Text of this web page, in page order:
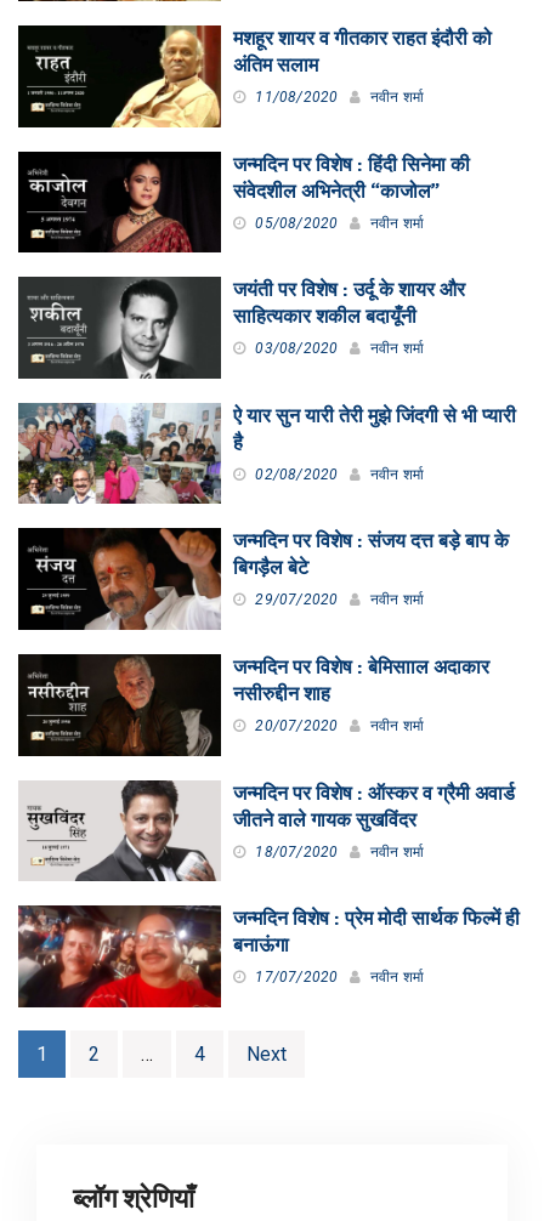
मशहूर शायर व गीतकार राहत इंदौरी को
अंतिम सलाम
11/08/2020 नवीन शर्मा
जन्मदिन पर विशेष : हिंदी सिनेमा की
संवेदशील अभिनेत्री “काजोल”
05/08/2020 नवीन शर्मा
जयंती पर विशेष : उर्दू के शायर और
साहित्यकार शकील बदायूँनी
03/08/2020 नवीन शर्मा
ऐ यार सुन यारी तेरी मुझे जिंदगी से भी प्यारी
है
02/08/2020 नवीन शर्मा
जन्मदिन पर विशेष : संजय दत्त बड़े बाप के
बिगड़ैल बेटे
29/07/2020 नवीन शर्मा
जन्मदिन पर विशेष : बेमिसााल अदाकार
नसीरुद्दीन शाह
20/07/2020 नवीन शर्मा
जन्मदिन पर विशेष : ऑस्कर व ग्रैमी अवार्ड
जीतने वाले गायक सुखविंदर
18/07/2020 नवीन शर्मा
जन्मदिन विशेष : प्रेम मोदी सार्थक फिल्में ही
बनाऊंगा
17/07/2020 नवीन शर्मा
Posts
1 2 … 4 Next
ब्लॉग श्रेणियाँ